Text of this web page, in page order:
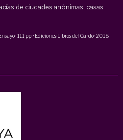
de ciudades anónimas, casas
Ensayo·111 pp · Ediciones Libros del Cardo·2018